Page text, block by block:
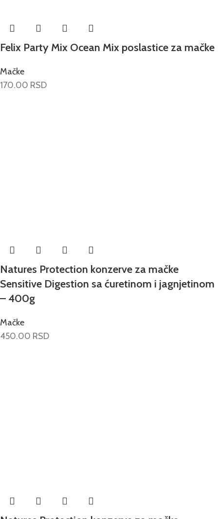
Felix Party Mix Ocean Mix poslastice za mačke
Mačke
170.00 RSD
Natures Protection konzerve za mačke
Sensitive Digestion sa ćuretinom i jagnjetinom
– 400g
Mačke
450.00 RSD